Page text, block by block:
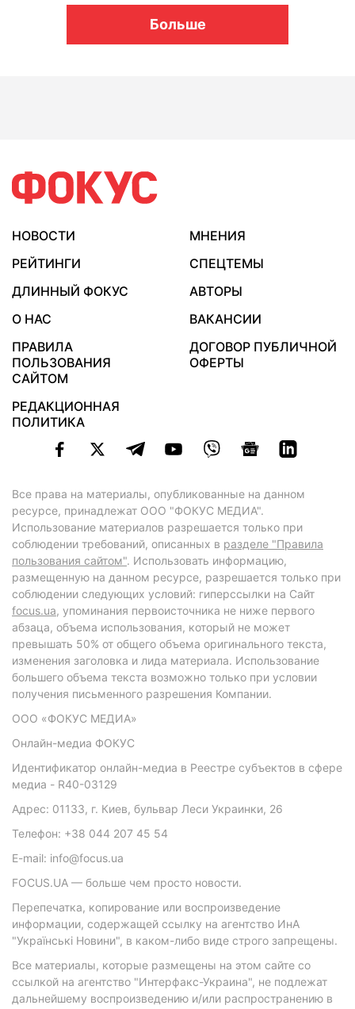
Больше
НОВОСТИ
МНЕНИЯ
РЕЙТИНГИ
СПЕЦТЕМЫ
ДЛИННЫЙ ФОКУС
АВТОРЫ
О НАС
ВАКАНСИИ
ПРАВИЛА
ПОЛЬЗОВАНИЯ
САЙТОМ
ДОГОВОР ПУБЛИЧНОЙ
ОФЕРТЫ
РЕДАКЦИОННАЯ
ПОЛИТИКА
Все права на материалы, опубликованные на данном
ресурсе, принадлежат ООО "ФОКУС МЕДИА".
Использование материалов разрешается только при
соблюдении требований, описанных в разделе "Правила
пользования сайтом". Использовать информацию,
размещенную на данном ресурсе, разрешается только при
соблюдении следующих условий: гиперссылки на Сайт
focus.ua, упоминания первоисточника не ниже первого
абзаца, объема использования, который не может
превышать 50% от общего объема оригинального текста,
изменения заголовка и лида материала. Использование
большего объема текста возможно только при условии
получения письменного разрешения Компании.
ООО «ФОКУС МЕДИА»
Онлайн-медиа ФОКУС
Идентификатор онлайн-медиа в Реестре субъектов в сфере
медиа - R40-03129
Адрес: 01133, г. Киев, бульвар Леси Украинки, 26
Телефон: +38 044 207 45 54
E-mail: info@focus.ua
FOCUS.UA — больше чем просто новости.
Перепечатка, копирование или воспроизведение
информации, содержащей ссылку на агентство ИнА
"Українські Новини", в каком-либо виде строго запрещены.
Все материалы, которые размещены на этом сайте со
ссылкой на агентство "Интерфакс-Украина", не подлежат
дальнейшему воспроизведению и/или распространению в